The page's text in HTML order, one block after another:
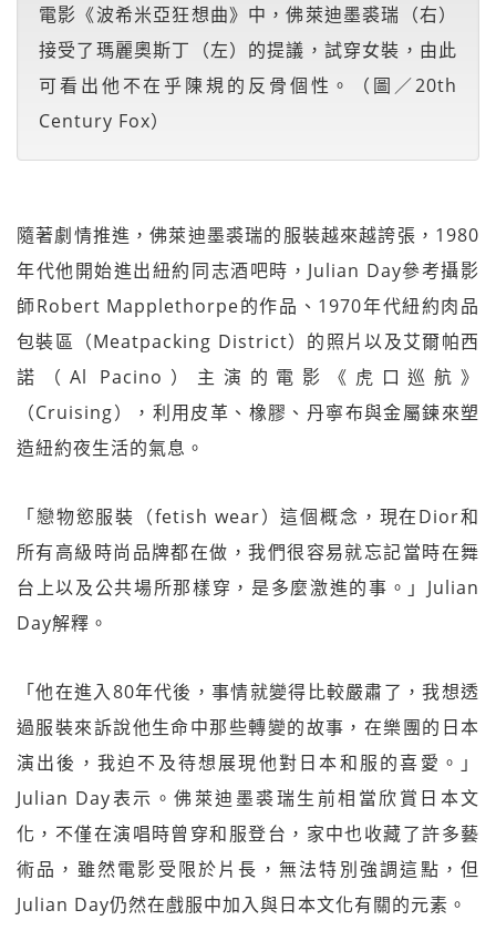
電影《波希米亞狂想曲》中，佛萊迪墨裘瑞（右）
接受了瑪麗奧斯丁（左）的提議，試穿女裝，由此
可看出他不在乎陳規的反骨個性。（圖／20th
Century Fox）
隨著劇情推進，佛萊迪墨裘瑞的服裝越來越誇張，1980
年代他開始進出紐約同志酒吧時，Julian Day參考攝影
師Robert Mapplethorpe的作品、1970年代紐約肉品
包裝區（Meatpacking District）的照片以及艾爾帕西
諾（Al Pacino）主演的電影《虎口巡航》
（Cruising），利用皮革、橡膠、丹寧布與金屬鍊來塑
造紐約夜生活的氣息。
「戀物慾服裝（fetish wear）這個概念，現在Dior和
所有高級時尚品牌都在做，我們很容易就忘記當時在舞
台上以及公共場所那樣穿，是多麼激進的事。」Julian
Day解釋。
「他在進入80年代後，事情就變得比較嚴肅了，我想透
過服裝來訴說他生命中那些轉變的故事，在樂團的日本
演出後，我迫不及待想展現他對日本和服的喜愛。」
Julian Day表示。佛萊迪墨裘瑞生前相當欣賞日本文
化，不僅在演唱時曾穿和服登台，家中也收藏了許多藝
術品，雖然電影受限於片長，無法特別強調這點，但
Julian Day仍然在戲服中加入與日本文化有關的元素。